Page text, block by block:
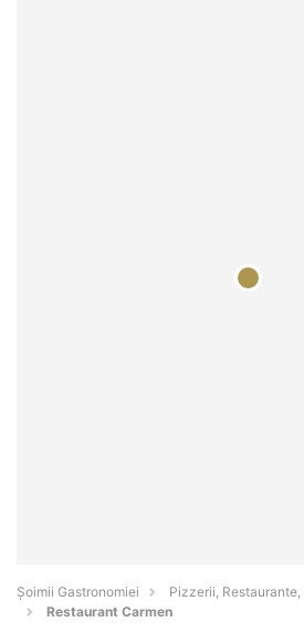
Șoimii Gastronomiei
Pizzerii,
Restaurant Carmen